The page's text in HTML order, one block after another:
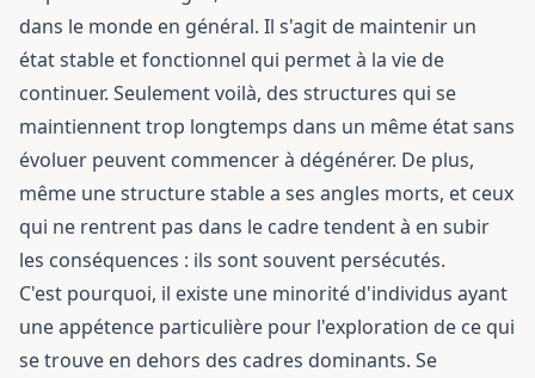
dans le monde en général. Il s'agit de maintenir un
état stable et fonctionnel qui permet à la vie de
continuer. Seulement voilà, des structures qui se
maintiennent trop longtemps dans un même état sans
évoluer peuvent commencer à dégénérer. De plus,
même une structure stable a ses angles morts, et ceux
qui ne rentrent pas dans le cadre tendent à en subir
les conséquences : ils sont souvent persécutés.
C'est pourquoi, il existe une minorité d'individus ayant
une appétence particulière pour l'exploration de ce qui
se trouve en dehors des cadres dominants. Se